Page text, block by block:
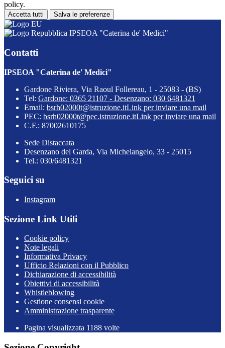
policy.
Accetta tutti Salva le preferenze
IPSEOA "Caterina de' Medici"
Contatti
IPSEOA "Caterina de' Medici"
Gardone Riviera, Via Raoul Follereau, 1 - 25083 - (BS)
Tel: Gardone: 0365 21107 - Desenzano: 030 6481321
Email: bsrh02000t@istruzione.itLink per inviare una mail
PEC: bsrh02000t@pec.istruzione.itLink per inviare una mail
C.F.: 87002610175
Sede Distaccata
Desenzano del Garda, Via Michelangelo, 33 - 25015
Tel.: 030/6481321
Seguici su
Instagram
Sezione Link Utili
Cookie policy
Note legali
Informativa Privacy
Ufficio Relazioni con il Pubblico
Dichiarazione di accessibilità
Obiettivi di accessibilità
Whistleblowing
Gestione consensi cookie
Amministrazione trasparente
Pagina visualizzata 1188 volte